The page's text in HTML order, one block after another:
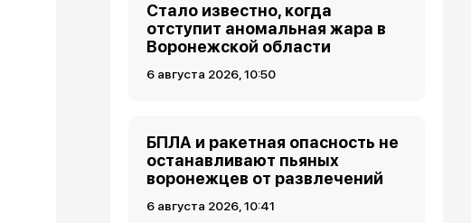
Стало известно, когда
отступит аномальная жара в
Воронежской области
6 августа 2026, 10:50
БПЛА и ракетная опасность не
останавливают пьяных
воронежцев от развлечений
6 августа 2026, 10:41